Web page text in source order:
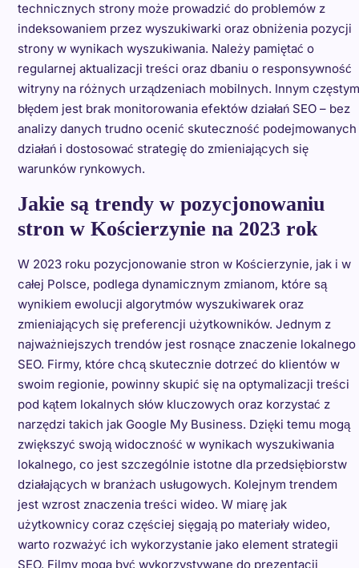
technicznych strony może prowadzić do problemów z
indeksowaniem przez wyszukiwarki oraz obniżenia pozycji
strony w wynikach wyszukiwania. Należy pamiętać o
regularnej aktualizacji treści oraz dbaniu o responsywność
witryny na różnych urządzeniach mobilnych. Innym częstym
błędem jest brak monitorowania efektów działań SEO – bez
analizy danych trudno ocenić skuteczność podejmowanych
działań i dostosować strategię do zmieniających się
warunków rynkowych.
Jakie są trendy w pozycjonowaniu
stron w Kościerzynie na 2023 rok
W 2023 roku pozycjonowanie stron w Kościerzynie, jak i w
całej Polsce, podlega dynamicznym zmianom, które są
wynikiem ewolucji algorytmów wyszukiwarek oraz
zmieniających się preferencji użytkowników. Jednym z
najważniejszych trendów jest rosnące znaczenie lokalnego
SEO. Firmy, które chcą skutecznie dotrzeć do klientów w
swoim regionie, powinny skupić się na optymalizacji treści
pod kątem lokalnych słów kluczowych oraz korzystać z
narzędzi takich jak Google My Business. Dzięki temu mogą
zwiększyć swoją widoczność w wynikach wyszukiwania
lokalnego, co jest szczególnie istotne dla przedsiębiorstw
działających w branżach usługowych. Kolejnym trendem
jest wzrost znaczenia treści wideo. W miarę jak
użytkownicy coraz częściej sięgają po materiały wideo,
warto rozważyć ich wykorzystanie jako element strategii
SEO. Filmy mogą być wykorzystywane do prezentacji